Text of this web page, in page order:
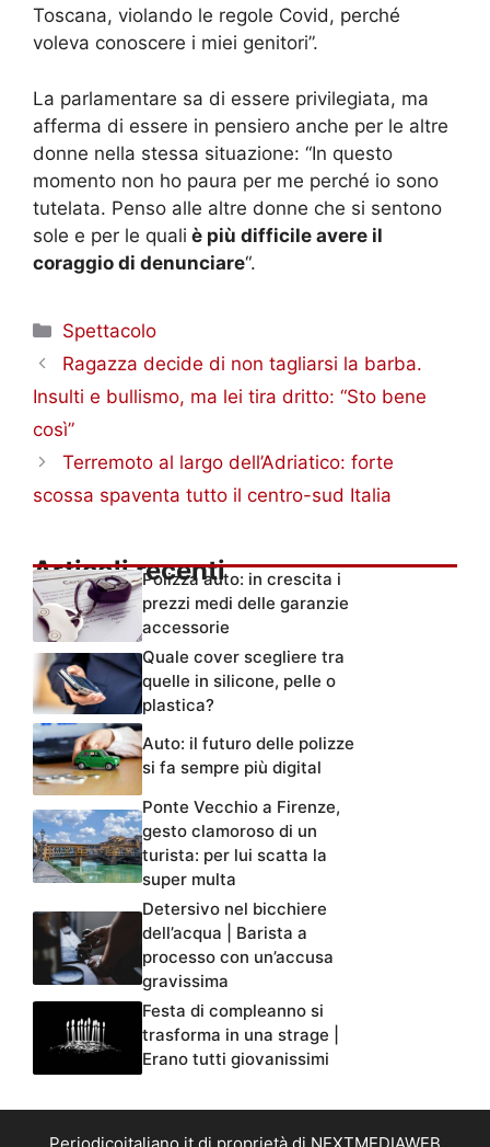
Toscana, violando le regole Covid, perché
voleva conoscere i miei genitori”.
La parlamentare sa di essere privilegiata, ma
afferma di essere in pensiero anche per le altre
donne nella stessa situazione: “In questo
momento non ho paura per me perché io sono
tutelata. Penso alle altre donne che si sentono
sole e per le quali è più difficile avere il
coraggio di denunciare“.
Categorie
Spettacolo
Ragazza decide di non tagliarsi la barba.
Insulti e bullismo, ma lei tira dritto: “Sto bene
così”
Terremoto al largo dell’Adriatico: forte
scossa spaventa tutto il centro-sud Italia
Articoli recentiPolizza auto: in crescita i
prezzi medi delle garanzie
accessorie
Quale cover scegliere tra
quelle in silicone, pelle o
plastica?
Auto: il futuro delle polizze
si fa sempre più digital
Ponte Vecchio a Firenze,
gesto clamoroso di un
turista: per lui scatta la
super multa
Detersivo nel bicchiere
dell’acqua | Barista a
processo con un’accusa
gravissima
Festa di compleanno si
trasforma in una strage |
Erano tutti giovanissimi